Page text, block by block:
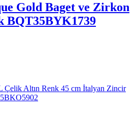
Gold Baget ve Zirkon
BQT35BYK1739